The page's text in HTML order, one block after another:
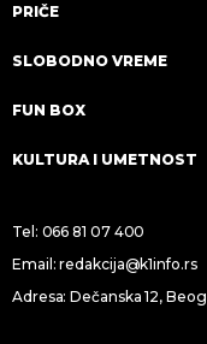
PRIČE
SLOBODNO VREME
FUN BOX
KULTURA I UMETNOST
Tel: 066 81 07 400
Email:redakcija@k1info.rs
Adresa: Dečanska 12,